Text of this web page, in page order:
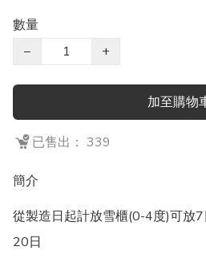
數量
−
+
加至購物
已售出： 339
簡介
從製造日起計放雪櫃(0-4度)可放
20日